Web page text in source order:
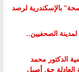
بالإسكندرية لرصد
الصحفيين..
الدكتور محمد
العادلة حق أصيل